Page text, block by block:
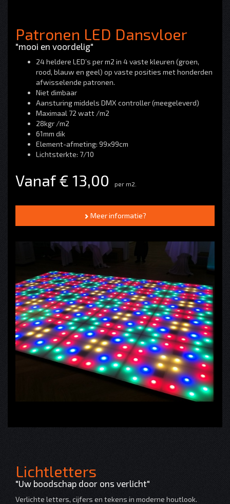
Patronen LED Dansvloer
"mooi en voordelig"
24 heldere LED’s per m2 in 4 vaste kleuren (groen,
rood, blauw en geel) op vaste posities met honderden
afwisselende patronen.
Niet dimbaar
Aansturing middels DMX controller (meegeleverd)
Maximaal 72 watt /m2
28kgr /m2
61mm dik
Element-afmeting: 99x99cm
Lichtsterkte: 7/10
Vanaf € 13,00 per m2.
Meer informatie?
Lichtletters
"Uw boodschap door ons verlicht"
Verlichte letters, cijfers en tekens in moderne houtlook.